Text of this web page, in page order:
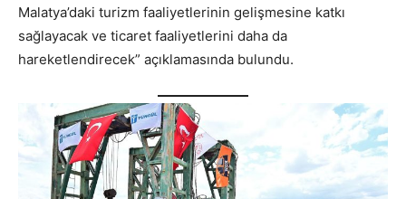
Malatya’daki turizm faaliyetlerinin gelişmesine katkı
sağlayacak ve ticaret faaliyetlerini daha da
hareketlendirecek” açıklamasında bulundu.